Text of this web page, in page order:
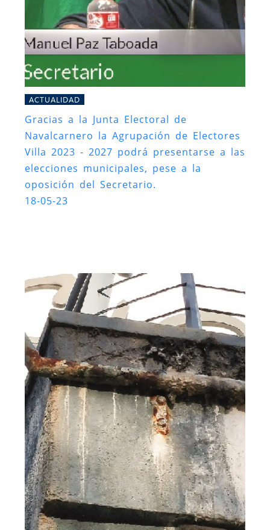
ACTUALIDAD
Gracias a la Junta Electoral de
Navalcarnero la Agrupación de Electores
Villa 2023 - 2027 podrá presentarse a las
elecciones municipales, pese a la
oposición del Secretario.
18-05-23